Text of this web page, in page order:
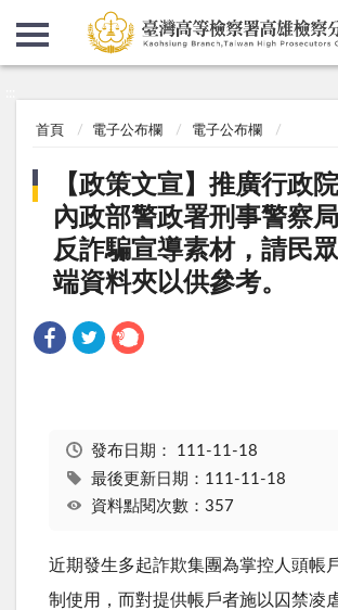
首頁 電子公布欄 電子公布欄
【政策文宣】推廣行政
內政部警政署刑事警察
反詐騙宣導素材，請民
端資料夾以供參考。
發布日期： 111-11-18
最後更新日期：111-11-18
資料點閱次數：357
近期發生多起詐欺集團為掌控人頭帳
制使用，而對提供帳戶者施以囚禁凌